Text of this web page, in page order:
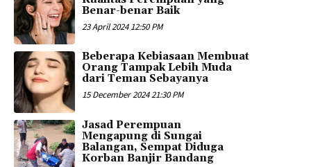
Benar-benar Baik
23 April 2024 12:50 PM
Beberapa Kebiasaan Membuat
Orang Tampak Lebih Muda
dari Teman Sebayanya
15 December 2024 21:30 PM
Jasad Perempuan
Mengapung di Sungai
Balangan, Sempat Diduga
Korban Banjir Bandang